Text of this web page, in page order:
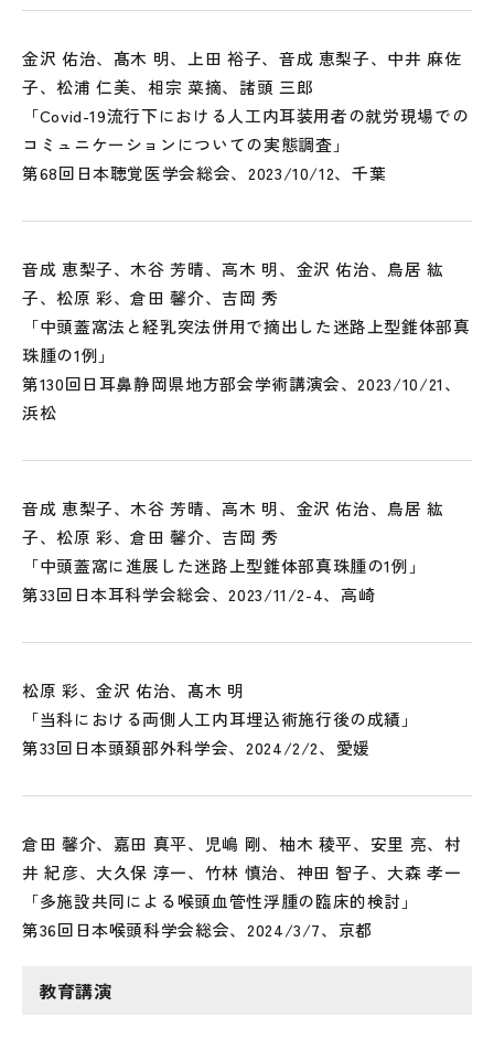
金沢 佑治、髙木 明、上田 裕子、音成 恵梨子、中井 麻佐
子、松浦 仁美、相宗 菜摘、諸頭 三郎
「Covid-19流行下における人工内耳装用者の就労現場での
コミュニケーションについての実態調査」
第68回日本聴覚医学会総会、2023/10/12、千葉
音成 恵梨子、木谷 芳晴、高木 明、金沢 佑治、鳥居 紘
子、松原 彩、倉田 馨介、吉岡 秀
「中頭蓋窩法と経乳突法併用で摘出した迷路上型錐体部真
珠腫の1例」
第130回日耳鼻静岡県地方部会学術講演会、2023/10/21、
浜松
音成 恵梨子、木谷 芳晴、高木 明、金沢 佑治、鳥居 紘
子、松原 彩、倉田 馨介、吉岡 秀
「中頭蓋窩に進展した迷路上型錐体部真珠腫の1例」
第33回日本耳科学会総会、2023/11/2-4、高崎
松原 彩、金沢 佑治、髙木 明
「当科における両側人工内耳埋込術施行後の成績」
第33回日本頭頚部外科学会、2024/2/2、愛媛
倉田 馨介、嘉田 真平、児嶋 剛、柚木 稜平、安里 亮、村
井 紀彦、大久保 淳一、竹林 慎治、神田 智子、大森 孝一
「多施設共同による喉頭血管性浮腫の臨床的検討」
第36回日本喉頭科学会総会、2024/3/7、京都
教育講演